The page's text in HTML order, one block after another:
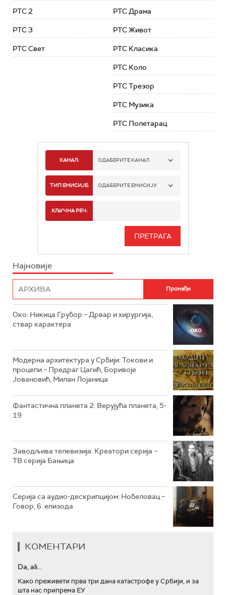
РТС 2
РТС 3
РТС Свет
РТС Драма
РТС Живот
РТС Класика
РТС Коло
РТС Трезор
РТС Музика
РТС Полетарац
КАНАЛ: ОДАБЕРИТЕ КАНАЛ
РТС 1
РТС 3
РТС ЖИВОТ
РТС КОЛО
ТИП ЕМИСИЈЕ: ОДАБЕРИТЕ ЕМИСИЈУ
КЉУЧНА РЕЧ:
Најновије
Око: Никица Грубор – Дрвар и хирургија,
ствар карактера
Модерна архитектура у Србији: Токови и
процепи – Предраг Цагић, Боривоје
Јовановић, Милан Лојаница
Фантастична планета 2: Верујућа планета, 5-
19
Заводљива телевизија: Креатори серија –
ТВ серија Бањица
Серија са аудио-дескрипцијом: Нобеловац –
Говор, 6. епизода
КОМЕНТАРИ
Da, ali...
Како преживети прва три дана катастрофе у Србији, и за
шта нас припрема ЕУ